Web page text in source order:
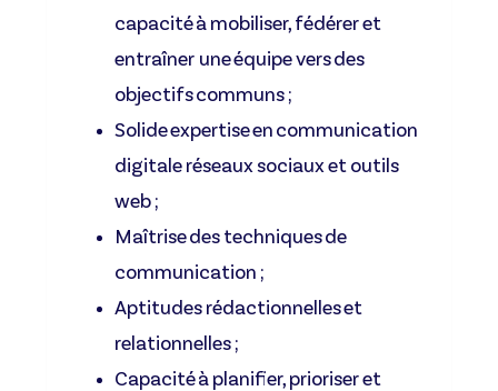
capacité à mobiliser, fédérer et
entraîner une équipe vers des
objectifs communs ;
Solide expertise en communication
digitale réseaux sociaux et outils
web ;
Maîtrise des techniques de
communication ;
Aptitudes rédactionnelles et
relationnelles ;
Capacité à planifier, prioriser et